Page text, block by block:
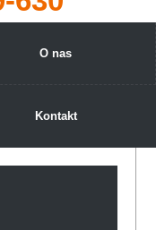
O nas
Kontakt